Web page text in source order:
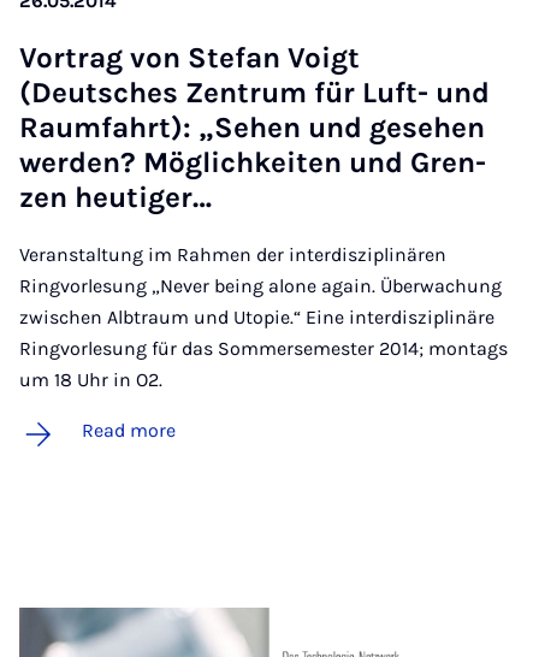
Vor­trag von Stefan Voigt
(Deutsches Zen­trum für Luft- und
Raum­fahrt): „Se­hen und gese­hen
wer­den? Mög­lich­keiten und Gren­
zen heut­i­ger…
Veranstaltung im Rahmen der interdisziplinären
Ringvorlesung „Never being alone again. Überwachung
zwischen Albtraum und Utopie.“ Eine interdisziplinäre
Ringvorlesung für das Sommersemester 2014; montags
um 18 Uhr in O2.
Read more